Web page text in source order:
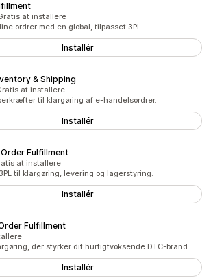
i altat installere
ordrer med en global, tilpasset 3PL.
Installér
& Shipping
i altat installere
til klargøring af e-handelsordrer.
Installér
Fulfillment
i altat installere
til klargøring, levering og lagerstyring.
Installér
Fulfillment
der styrker dit hurtigtvoksende DTC-brand.
Installér